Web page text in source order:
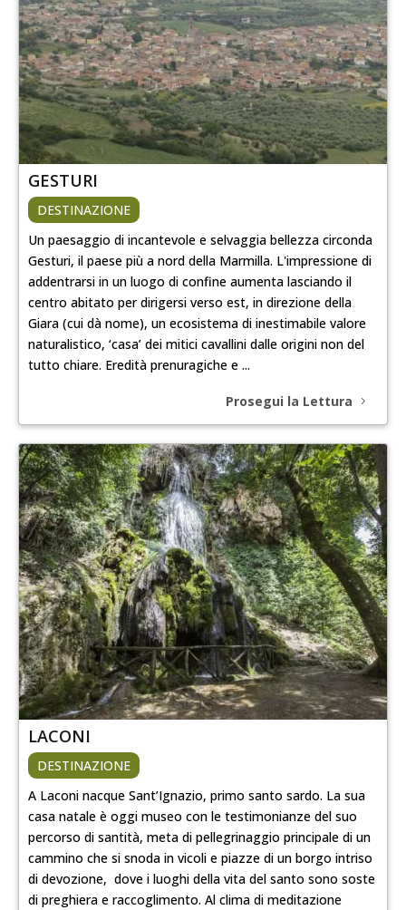
GESTURI
DESTINAZIONE
Un paesaggio di incantevole e selvaggia bellezza circonda
Gesturi, il paese più a nord della Marmilla. L'impressione di
addentrarsi in un luogo di confine aumenta lasciando il
centro abitato per dirigersi verso est, in direzione della
Giara (cui dà nome), un ecosistema di inestimabile valore
naturalistico, ‘casa’ dei mitici cavallini dalle origini non del
tutto chiare. Eredità prenuragiche e ...
Prosegui la Lettura
LACONI
DESTINAZIONE
A Laconi nacque Sant’Ignazio, primo santo sardo. La sua
casa natale è oggi museo con le testimonianze del suo
percorso di santità, meta di pellegrinaggio principale di un
cammino che si snoda in vicoli e piazze di un borgo intriso
di devozione, dove i luoghi della vita del santo sono soste
di preghiera e raccoglimento. Al clima di meditazione